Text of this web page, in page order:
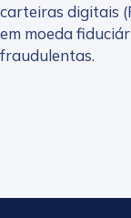
carteiras digitais
em moeda
fraudulentas.